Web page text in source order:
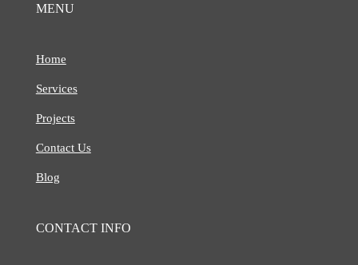
MENU
Home
Services
Projects
Contact Us
Blog
CONTACT INFO